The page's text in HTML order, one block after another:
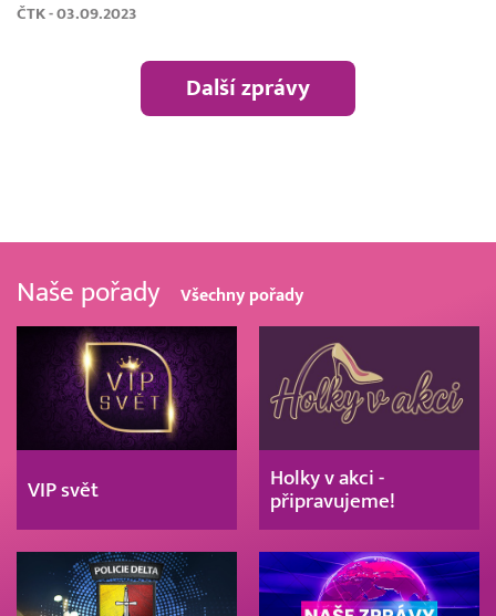
ČTK - 03.09.2023
Další zprávy
Naše pořady Všechny pořady
VIP svět
Holky v akci -
připravujeme!